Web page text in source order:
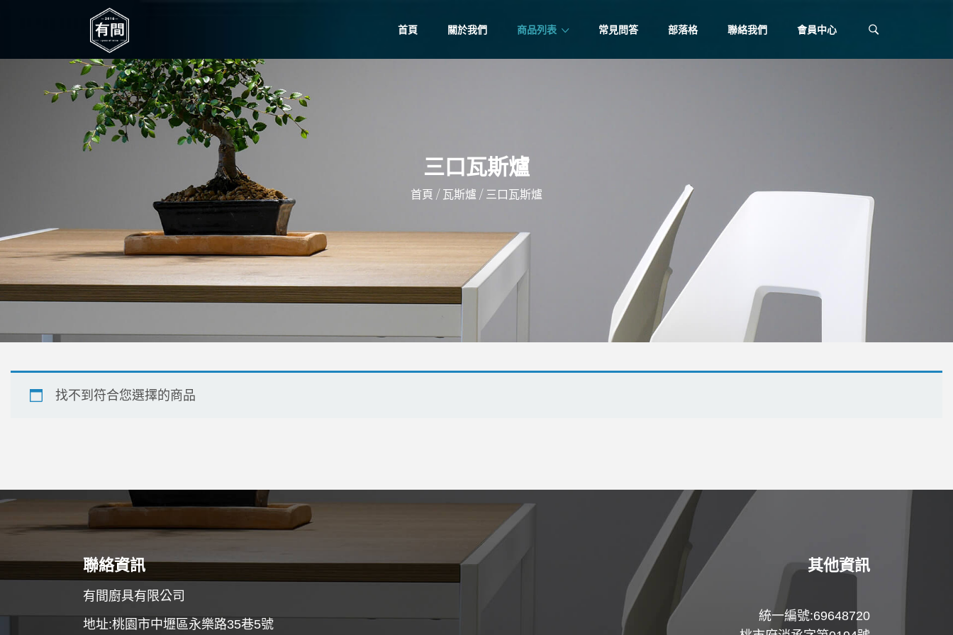
首頁 關於我們 商品列表 常見問答 部落格 聯絡我們 會員中心
三口瓦斯爐
首頁 / 瓦斯爐 / 三口瓦斯爐
找不到符合您選擇的商品
聯絡資訊
有間廚具有限公司
地址:桃園市中壢區永樂路35巷5號
其他資訊
統一編號:69648720